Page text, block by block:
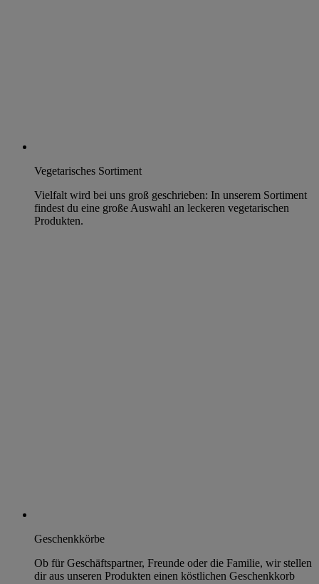
Vegetarisches Sortiment
Vielfalt wird bei uns groß geschrieben: In unserem Sortiment
findest du eine große Auswahl an leckeren vegetarischen
Produkten.
Geschenkkörbe
Ob für Geschäftspartner, Freunde oder die Familie, wir stellen
dir aus unseren Produkten einen köstlichen Geschenkkorb